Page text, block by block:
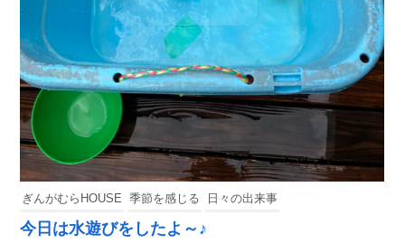
ぎんがむらHOUSE 季節を感じる 日々の出来事
今日は水遊びをしたよ～♪